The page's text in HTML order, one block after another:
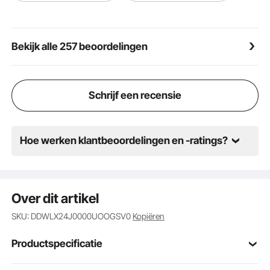
wasruimtes, slaapkamers, badkamers, keukens,
Bekijk alle 257 beoordelingen
Schrijf een recensie
Hoe werken klantbeoordelingen en -ratings?
Over dit artikel
SKU: DDWLX24J0000UOOGSV0 Kopiëren
Productspecificatie